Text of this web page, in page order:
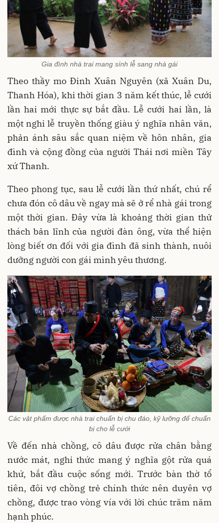
Gia đình nhà trai mang sính lễ sang nhà gái
Theo thầy mo Đinh Xuân Nguyên (xã Xuân Du,
Thanh Hóa), khi thời gian 3 năm kết thúc, lễ cưới
lần hai mới thực sự bắt đầu. Lễ cưới hai lần, là
một nghi lễ truyền thống giàu ý nghĩa nhân văn,
phản ánh sâu sắc quan niệm về hôn nhân, gia
đình và cộng đồng của người Thái nơi miền Tây
xứ Thanh.
Theo phong tục, sau lễ cưới lần thứ nhất, chú rể
chưa đón cô dâu về ngay mà sẽ ở rể nhà gái trong
một thời gian. Đây vừa là khoảng thời gian thử
thách bản lĩnh của người đàn ông, vừa thể hiện
lòng biết ơn đối với gia đình đã sinh thành, nuôi
dưỡng người con gái mình yêu thương.
Các vật phẩm được nhà trai chuẩn bị chu đáo, kỹ lưỡng để chuẩn
bị cho lễ cưới
Về đến nhà chồng, cô dâu được rửa chân bằng
nước mát, nghi thức mang ý nghĩa gột rửa quá
khứ, bắt đầu cuộc sống mới. Trước bàn thờ tổ
tiên, đôi vợ chồng trẻ chính thức nên duyên vợ
chồng, được trao vòng vía với lời chúc trăm năm
hạnh phúc.